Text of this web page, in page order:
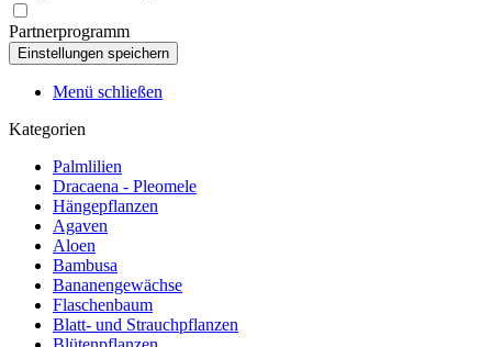
Partnerprogramm
Menü schließen
Kategorien
Palmlilien
Dracaena - Pleomele
Hängepflanzen
Agaven
Aloen
Bambusa
Bananengewächse
Flaschenbaum
Blatt- und Strauchpflanzen